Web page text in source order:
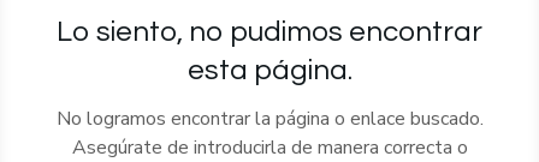
Lo siento, no pudimos encontrar
esta página.
No logramos encontrar la página o enlace buscado.
Asegúrate de introducirla de manera correcta o